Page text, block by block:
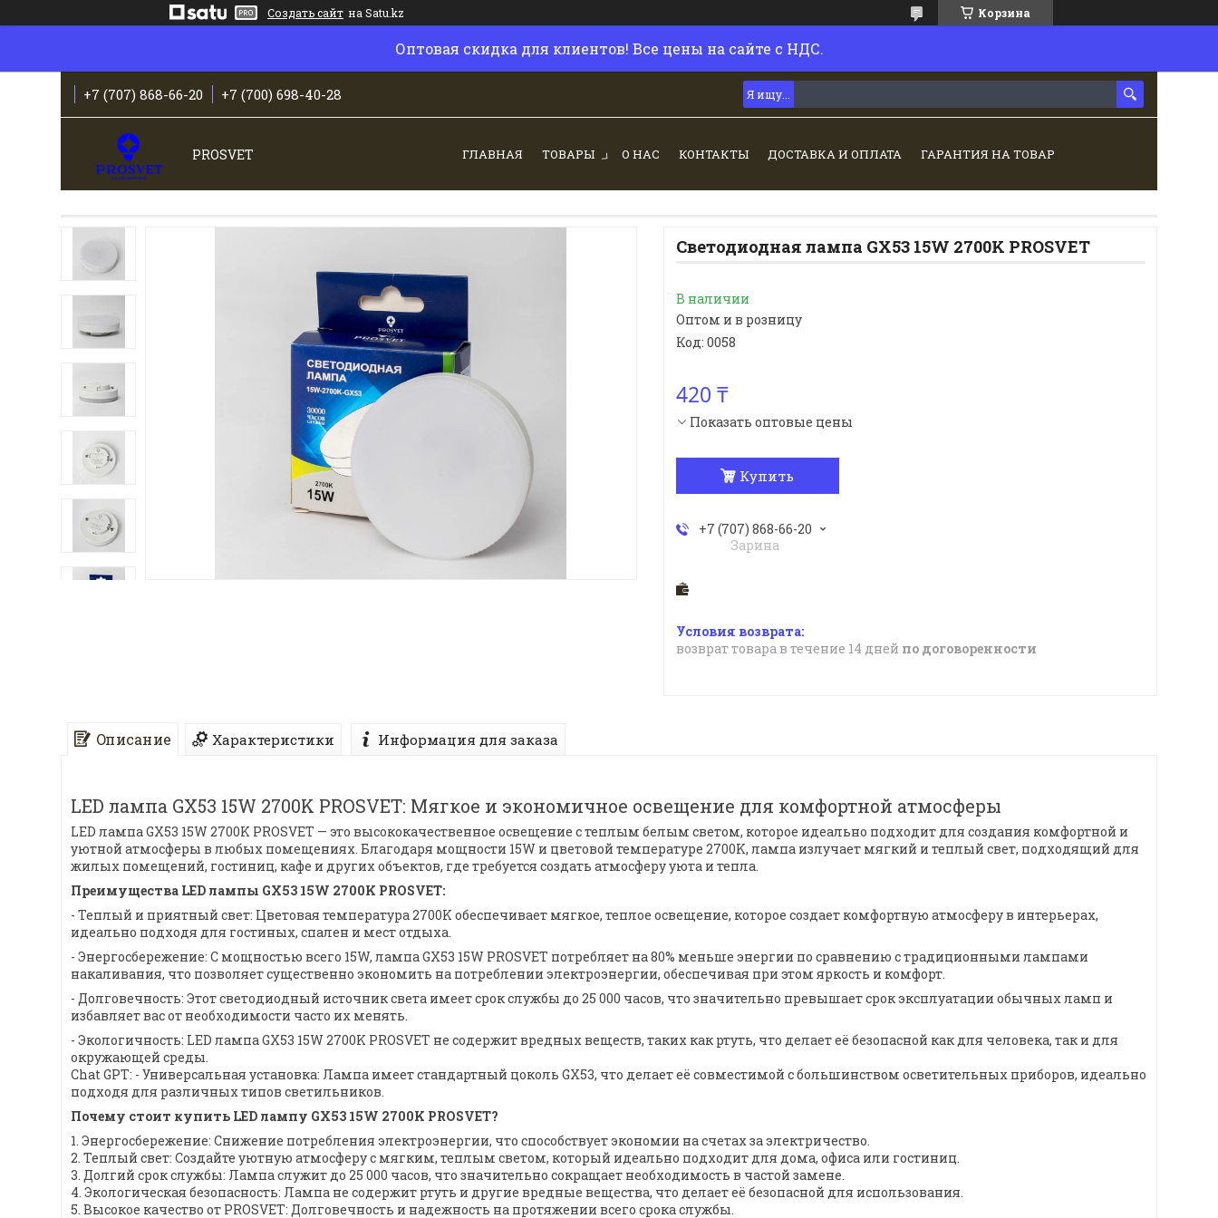
Создать сайт на Satu.kz Корзина
Оптовая скидка для клиентов! Все цены на сайте с НДС.
+7 (707) 868-66-20 +7 (700) 698-40-28
PROSVET ГЛАВНАЯ ТОВАРЫ О НАС КОНТАКТЫ ДОСТАВКА И ОПЛАТА ГАРАНТИЯ НА ТОВАР
Светодиодная лампа GX53 15W 2700K PROSVET
В наличии
Оптом и в розницу
Код: 0058
420 ₸
Показать оптовые цены
Купить
+7 (707) 868-66-20
Зарина
возврат товара в течение 14 дней по договоренности
Описание Характеристики Информация для заказа
LED лампа GX53 15W 2700K PROSVET: Мягкое и экономичное освещение для комфортной атмосферы
LED лампа GX53 15W 2700K PROSVET — это высококачественное освещение с теплым белым светом, которое идеально подходит для создания комфортной и
уютной атмосферы в любых помещениях. Благодаря мощности 15W и цветовой температуре 2700K, лампа излучает мягкий и теплый свет, подходящий для
жилых помещений, гостиниц, кафе и других объектов, где требуется создать атмосферу уюта и тепла.
Преимущества LED лампы GX53 15W 2700K PROSVET:
- Теплый и приятный свет: Цветовая температура 2700K обеспечивает мягкое, теплое освещение, которое создает комфортную атмосферу в интерьерах,
идеально подходя для гостиных, спален и мест отдыха.
- Энергосбережение: С мощностью всего 15W, лампа GX53 15W PROSVET потребляет на 80% меньше энергии по сравнению с традиционными лампами
накаливания, что позволяет существенно экономить на потреблении электроэнергии, обеспечивая при этом яркость и комфорт.
- Долговечность: Этот светодиодный источник света имеет срок службы до 25 000 часов, что значительно превышает срок эксплуатации обычных ламп и
избавляет вас от необходимости часто их менять.
- Экологичность: LED лампа GX53 15W 2700K PROSVET не содержит вредных веществ, таких как ртуть, что делает её безопасной как для человека, так и для
окружающей среды.
Chat GPT: - Универсальная установка: Лампа имеет стандартный цоколь GX53, что делает её совместимой с большинством осветительных приборов, идеально
подходя для различных типов светильников.
Почему стоит купить LED лампу GX53 15W 2700K PROSVET?
1. Энергосбережение: Снижение потребления электроэнергии, что способствует экономии на счетах за электричество.
2. Теплый свет: Создайте уютную атмосферу с мягким, теплым светом, который идеально подходит для дома, офиса или гостиниц.
3. Долгий срок службы: Лампа служит до 25 000 часов, что значительно сокращает необходимость в частой замене.
4. Экологическая безопасность: Лампа не содержит ртуть и другие вредные вещества, что делает её безопасной для использования.
5. Высокое качество от PROSVET: Долговечность и надежность на протяжении всего срока службы.